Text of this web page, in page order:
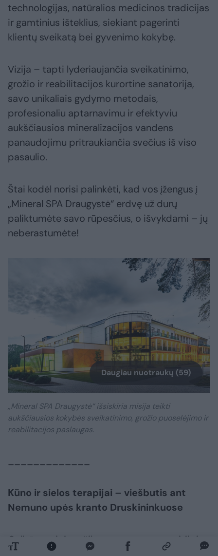
technologijas, natūralios medicinos tradicijas
ir gamtinius išteklius, siekiant pagerinti
klientų sveikatą bei gyvenimo kokybę.
Vizija – tapti lyderiaujančia sveikatinimo,
grožio ir reabilitacijos kurortine sanatorija,
savo unikaliais gydymo metodais,
profesionaliu aptarnavimu ir efektyviu
aukščiausios mineralizacijos vandens
panaudojimu pritraukiančia svečius iš viso
pasaulio.
Štai kodėl norisi palinkėti, kad vos įžengus į
„Mineral SPA Draugystė“ erdvę už durų
paliktumėte savo rūpesčius, o išvykdami – jų
neberastumėte!
Daugiau nuotraukų (59)
„Mineral SPA Draugystė“ išsiskiria misija teikti
aukščiausios kokybės sveikatinimo, grožio puoselėjimo ir
reabilitacijos paslaugas.
Kūno ir sielos terapijai – viešbutis ant
Nemuno upės kranto Druskininkuose
Galbūt svajojate šiltą vasaros rytą pasitikti